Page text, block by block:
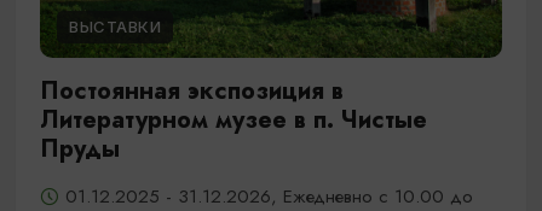
ВЫСТАВКИ
Постоянная экспозиция в
Литературном музее в п. Чистые
Пруды
01.12.2025 - 31.12.2026, Ежедневно с 10.00 до